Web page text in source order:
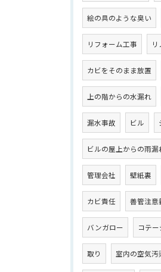
絵の具のような臭い
リフォーム工事
カビをそのまま放置
上の階からの水漏れ
漏水事故 ビル
ビルの屋上からの雨漏
管理会社 壁紙裏
カビ責任 善管注意
バンガロー コテー
取り 室内の空気汚